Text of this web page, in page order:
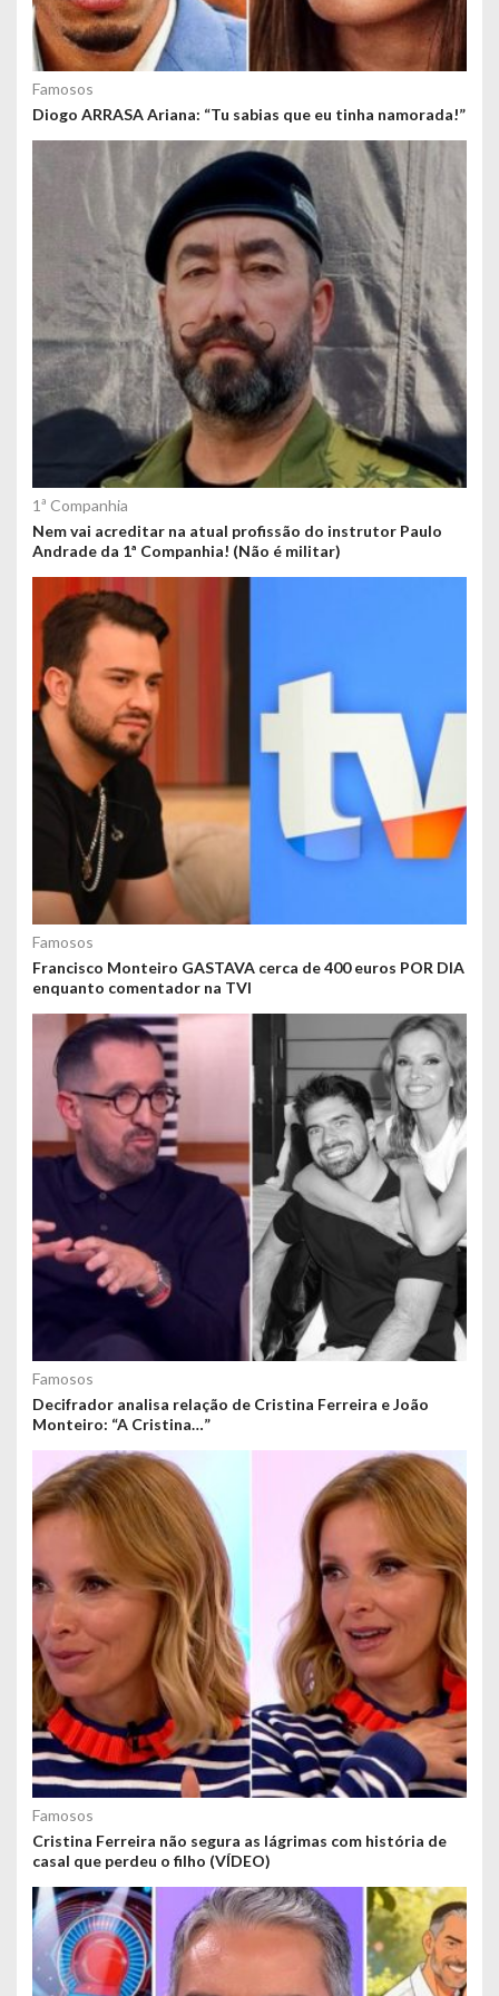
Famosos
Diogo ARRASA Ariana: “Tu sabias que eu tinha namorada!”
1ª Companhia
Nem vai acreditar na atual profissão do instrutor Paulo
Andrade da 1ª Companhia! (Não é militar)
Famosos
Francisco Monteiro GASTAVA cerca de 400 euros POR DIA
enquanto comentador na TVI
Famosos
Decifrador analisa relação de Cristina Ferreira e João
Monteiro: “A Cristina…”
Famosos
Cristina Ferreira não segura as lágrimas com história de
casal que perdeu o filho (VÍDEO)